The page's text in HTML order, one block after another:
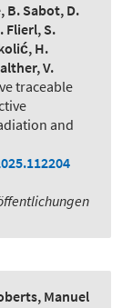
B. Sabot, D.
Flierl, S.
H.
V.
traceable
and
Manuel